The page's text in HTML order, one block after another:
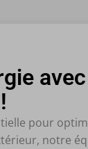
pour
notre